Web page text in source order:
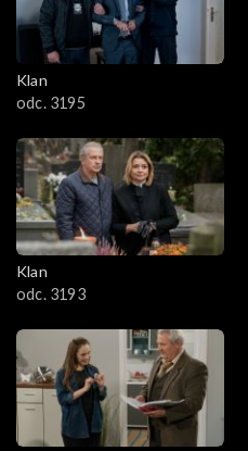
Klan
odc. 3195
Klan
odc. 3193